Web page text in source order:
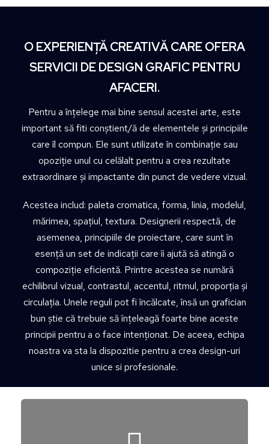
O EXPERIENȚĂ CREATIVĂ CARE OFERA
SERVICII DE DESIGN GRAFIC PENTRU
AFACERI.
Pentru a înțelege mai bine sensul acestei arte, este
important să fiti conștient/ă de elementele și principiile
care îl compun. Ele sunt utilizate în combinație sau
opoziție unul cu celălalt pentru a crea rezultate
extraordinare și impactante din punct de vedere vizual.
Acestea includ: paleta cromatica, forma, linia, modelul,
mărimea, spațiul, textura. Designerii respectă, de
asemenea, principiile de proiectare, care sunt în
esență un set de indicații care îi ajută să atingă o
compoziție eficientă. Printre acestea se numără
echilibrul vizual, contrastul, accentul, ritmul, proporția și
circulația. Unele reguli pot fi încălcate, însă un grafician
bun știe că trebuie să înțeleagă foarte bine aceste
principii pentru a o face intenționat. De aceea, echipa
noastra va sta la dispozitie pentru a crea design-uri
unice si profesionale.